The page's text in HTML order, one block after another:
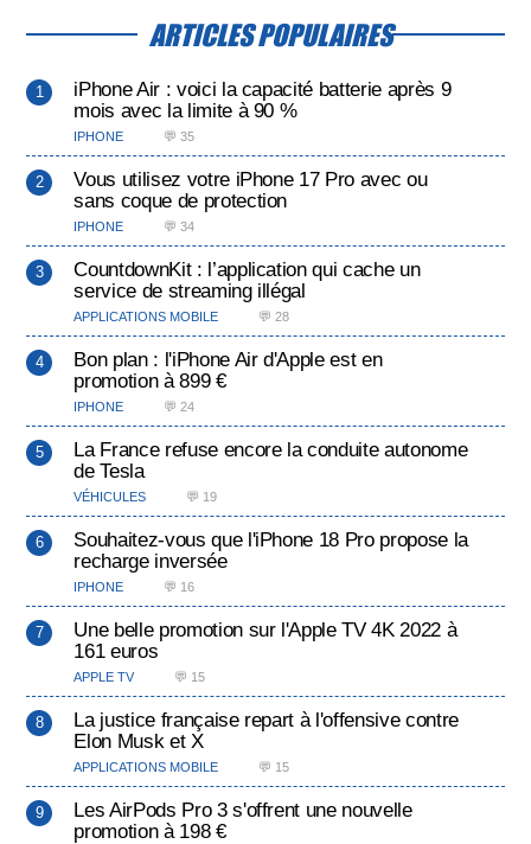
ARTICLES POPULAIRES
iPhone Air : voici la capacité batterie après 9
mois avec la limite à 90 %
IPHONE 💬 35
Vous utilisez votre iPhone 17 Pro avec ou
sans coque de protection
IPHONE 💬 34
CountdownKit : l’application qui cache un
service de streaming illégal
APPLICATIONS MOBILE 💬 28
Bon plan : l'iPhone Air d'Apple est en
promotion à 899 €
IPHONE 💬 24
La France refuse encore la conduite autonome
de Tesla
VÉHICULES 💬 19
Souhaitez-vous que l'iPhone 18 Pro propose la
recharge inversée
IPHONE 💬 16
Une belle promotion sur l'Apple TV 4K 2022 à
161 euros
APPLE TV 💬 15
La justice française repart à l'offensive contre
Elon Musk et X
APPLICATIONS MOBILE 💬 15
Les AirPods Pro 3 s'offrent une nouvelle
promotion à 198 €